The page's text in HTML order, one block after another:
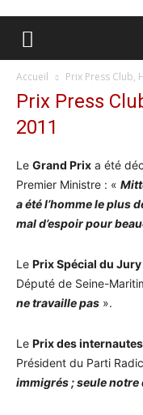
Accueil Prix Press Club,
Prix Press
2011
Le Grand Prix a été
Premier Ministre : «
a été l’homme le plus
mal d’espoir pour
Le Prix Spécial du Jury
Député de Seine-
ne travaille pas ».
Le Prix des internautes
Président du Parti
immigrés ; seule notre